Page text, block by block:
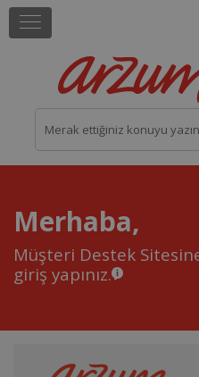
Merhaba,
Müşteri Destek
giriş yapınız.